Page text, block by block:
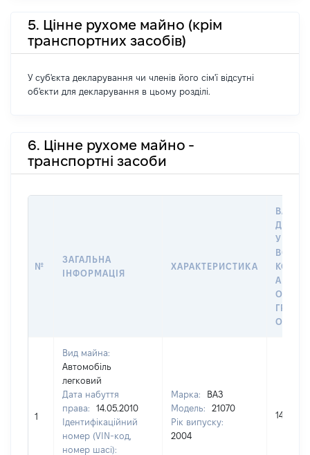
5. Цінне рухоме майно (крім
транспортних засобів)
У суб'єкта декларування чи членів його сім'ї відсутні
об'єкти для декларування в цьому розділі.
6. Цінне рухоме майно -
транспортні засоби
№
ЗАГАЛЬНА
ІНФОРМАЦІЯ
ХАРАКТЕРИСТИКА
ДАТУ
У
АБО
1
Вид майна:
Автомобіль
легковий
Дата набуття
права:
14.05.2010
Ідентифікаційний
номер (VIN-код,
номер шасі):
Марка:
ВАЗ
Модель:
21070
Рік випуску:
2004
14000